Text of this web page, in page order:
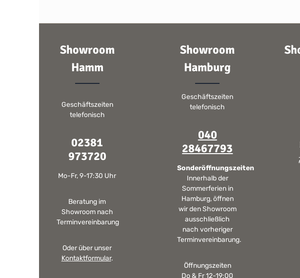
Showroom
Hamm
Geschäftszeiten
telefonisch
02381
973720
Mo-Fr, 9-17:30 Uhr
Beratung im
Showroom nach
Terminvereinbarung
Oder über unser
Kontaktformular.
Showroom
Hamburg
Geschäftszeiten
telefonisch
040
28467793
Sonderöffnungszeiten
Innerhalb der
Sommerferien in
Hamburg, öffnen
wir den Showroom
ausschließlich
nach vorheriger
Terminvereinbarung.
Öffnungszeiten
Do & Fr 12-19:00